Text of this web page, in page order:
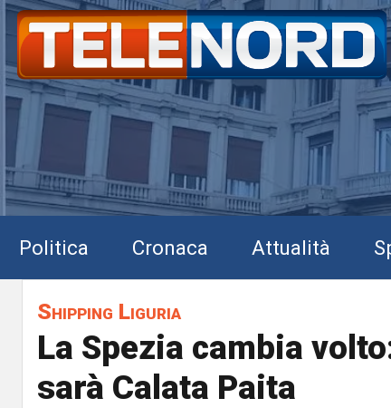
Politica Cronaca Attualità
Shipping Liguria
La Spezia cambia
sarà Calata Paita